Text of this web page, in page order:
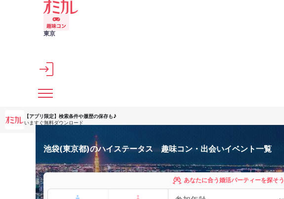
メインコンテンツへスキップ
東京
【アプリ限定】 検索条件や履歴の保存も♪
いますぐ無料ダウンロード
池袋(東京都)のハイステータス 趣味コン・出会いイベント一覧
あなたに合う婚活パーティーを探そう